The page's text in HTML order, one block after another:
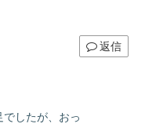
返信
したが、おっ